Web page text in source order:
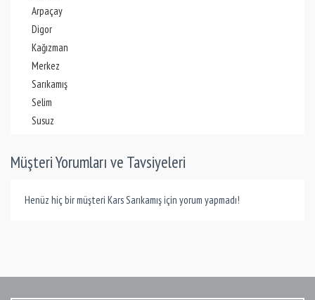
Arpaçay
Digor
Kağızman
Merkez
Sarıkamış
Selim
Susuz
Müşteri Yorumları ve Tavsiyeleri
Henüz hiç bir müşteri Kars Sarıkamış için yorum yapmadı!